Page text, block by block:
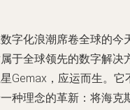
字化浪潮席卷全球的今
于全球领先的数字解
Gemax，应运而生。
种理念的革新：将海克